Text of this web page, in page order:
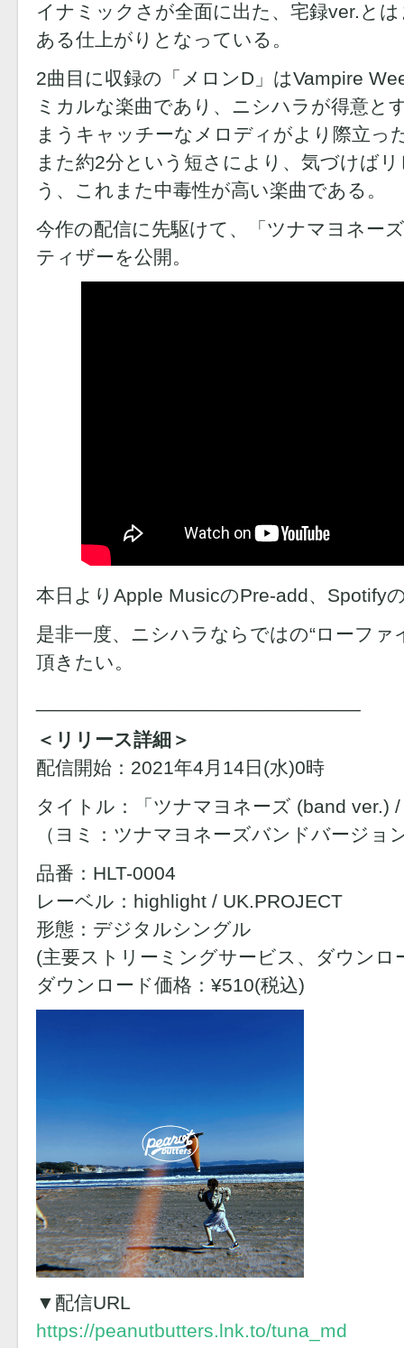
イナミックさが全面に出た、宅録ver.と
ある仕上がりとなっている。
2曲⽬に収録の「メロンD」はVampire
ミカルな楽曲であり、ニシハラが得意と
まうキャッチーなメロディがより際立っ
また約2分という短さにより、気づけば
う、これまた中毒性が高い楽曲である。
今作の配信に先駆けて、「ツナマヨネー
ティザーを公開。
本日よりApple MusicのPre-add、Spotify
是⾮⼀度、ニシハラならではの“ローファ
頂きたい。
＜リリース詳細＞
配信開始：2021年4月14日(水)0時
タイトル：「ツナマヨネーズ (band ver.)
（ヨミ：ツナマヨネーズバンドバージョ
品番：HLT-0004
レーベル：highlight / UK.PROJECT
形態：デジタルシングル
(主要ストリーミングサービス、ダウンロ
ダウンロード価格：¥510(税込)
▼配信URL
https://peanutbutters.lnk.to/tuna_md